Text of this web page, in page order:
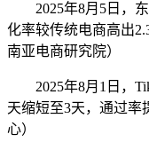
2025年8月5日，
化率较传统电商高出
南亚电商研究院）
2025年8月1日，
天缩短至3天，通过率
心）